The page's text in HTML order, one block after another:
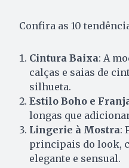
Confira as 10
Cintura Baixa: A
calças e saias de
silhueta.
Estilo Boho e
longas que
Lingerie à Mostra:
principais do look,
elegante e sensual.